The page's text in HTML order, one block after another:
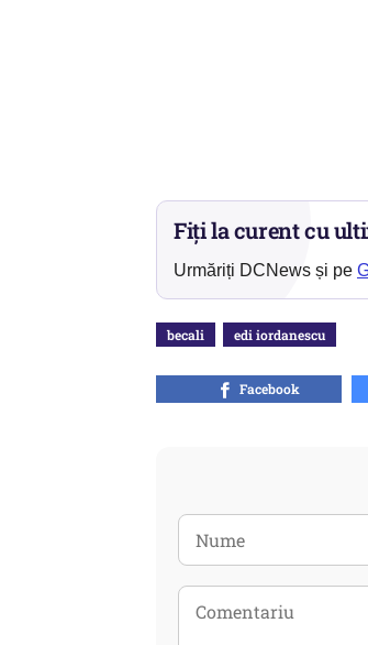
Fiți la curent cu
Urmăriți DCNews și pe
becali edi iordanescu
Facebook